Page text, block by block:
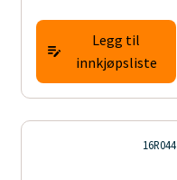
Legg til
innkjøpsliste
16R044